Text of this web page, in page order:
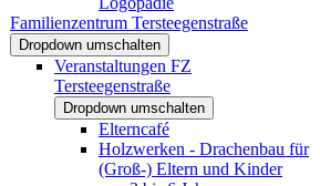
Familienzentrum Tersteegenstraße
Dropdown umschalten
Veranstaltungen FZ
Tersteegenstraße
Dropdown umschalten
Elterncafé
Holzwerken - Drachenbau für
(Groß-) Eltern und Kinder